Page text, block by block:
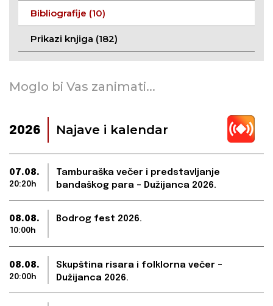
Bibliografije (10)
Prikazi knjiga (182)
Moglo bi Vas zanimati...
2026 Najave i kalendar
07.08.
20:20h
Tamburaška večer i predstavljanje
bandaškog para – Dužijanca 2026.
08.08.
10:00h
Bodrog fest 2026.
08.08.
20:00h
Skupština risara i folklorna večer –
Dužijanca 2026.